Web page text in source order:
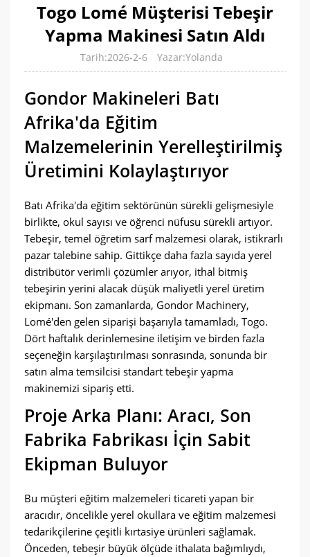
Togo Lomé Müşterisi Tebeşir
Yapma Makinesi Satın Aldı
Tarih:2026-2-6 Yazar:Yolanda
Gondor Makineleri Batı
Afrika'da Eğitim
Malzemelerinin Yerelleştirilmiş
Üretimini Kolaylaştırıyor
Batı Afrika'da eğitim sektörünün sürekli gelişmesiyle
birlikte, okul sayısı ve öğrenci nüfusu sürekli artıyor.
Tebeşir, temel öğretim sarf malzemesi olarak, istikrarlı
pazar talebine sahip. Gittikçe daha fazla sayıda yerel
distribütör verimli çözümler arıyor, ithal bitmiş
tebeşirin yerini alacak düşük maliyetli yerel üretim
ekipmanı. Son zamanlarda, Gondor Machinery,
Lomé'den gelen siparişi başarıyla tamamladı, Togo.
Dört haftalık derinlemesine iletişim ve birden fazla
seçeneğin karşılaştırılması sonrasında, sonunda bir
satın alma temsilcisi standart tebeşir yapma
makinemizi sipariş etti.
Proje Arka Planı: Aracı, Son
Fabrika Fabrikası İçin Sabit
Ekipman Buluyor
Bu müşteri eğitim malzemeleri ticareti yapan bir
aracıdır, öncelikle yerel okullara ve eğitim malzemesi
tedarikçilerine çeşitli kırtasiye ürünleri sağlamak.
Önceden, tebeşir büyük ölçüde ithalata bağımlıydı,